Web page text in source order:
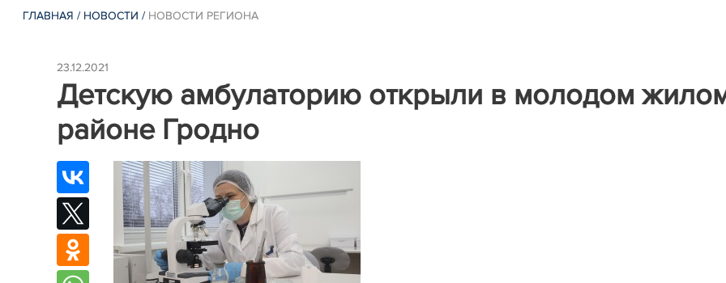
ГЛАВНАЯ / НОВОСТИ / НОВОСТИ РЕГИОНА
23.12.2021
Детскую амбулаторию открыли в молодом
районе Гродно